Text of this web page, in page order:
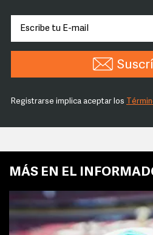
Registrarse implica aceptar los
MÁS EN EL